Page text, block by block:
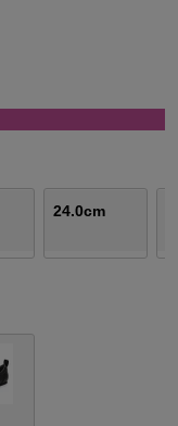
24.0cm